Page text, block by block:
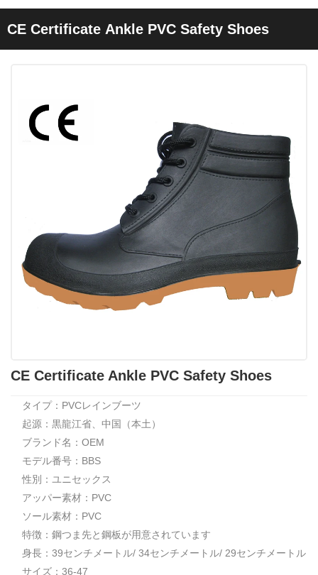
CE Certificate Ankle PVC Safety Shoes
CE Certificate Ankle PVC Safety Shoes
タイプ：PVCレインブーツ
起源：黒龍江省、中国（本土）
ブランド名：OEM
モデル番号：BBS
性別：ユニセックス
アッパー素材：PVC
ソール素材：PVC
特徴：鋼つま先と鋼板が用意されています
身長：39センチメートル/ 34センチメートル/ 29センチメートル
サイズ：36-47